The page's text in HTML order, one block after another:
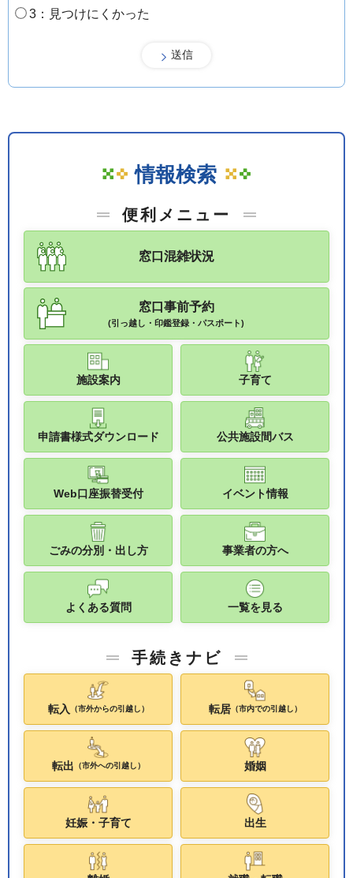
3：見つけにくかった
情報検索
便利メニュー
窓口混雑状況
窓口事前予約
(引っ越し・印鑑登録・パスポート)
施設案内 子育て
申請書様式ダウンロード 公共施設間バス
Web口座振替受付 イベント情報
ごみの分別・出し方 事業者の方へ
よくある質問 一覧を見る
手続きナビ
転入 （市外からの引越し） 転居（市内での引越し）
転出 （市外への引越し） 婚姻
妊娠・子育て 出生